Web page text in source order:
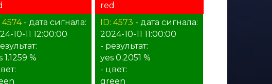
red
4574- дата сигнала:
10-11 12:00:00
1.1259 %
ID: 4573 - дата сигнала:
2024-10-11 11:00:00
- результат:
yes 0.2051 %
- цвет:
green